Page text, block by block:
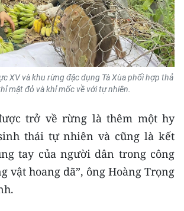
XV và khu rừng đặc dụng Tà Xùa phối hợp thả
mặt đỏ và khỉ mốc về với tự nhiên.
trở về rừng là thêm một hy
thái tự nhiên và cũng là kết
tay của người dân trong công
vật hoang dã”, ông Hoàng Trọng